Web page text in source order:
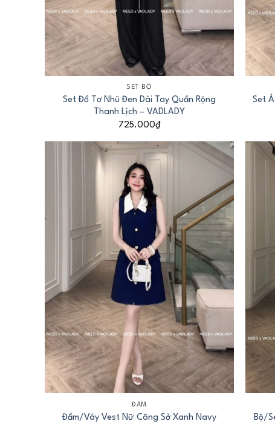
SET BỘ
Set Đồ Tơ Nhũ Đen Dài Tay Quần Rộng
Thanh Lịch – VADLADY
725.000₫
+
Set
+
ĐẦM
Đầm/Váy Vest Nữ Công Sở Xanh Navy Bộ/